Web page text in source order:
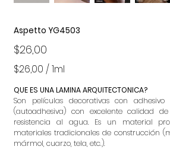
Aspetto YG4503
Precio
$26,00
$26,00
por
$26,00 / 1ml
QUE ES UNA LAMINA ARQUITECTONICA?
Son películas decorativas con
(autoadhesiva) con excelente calidad
resistencia al agua. Es un material
materiales tradicionales de construcción
mármol, cuarzo, tela, etc.).